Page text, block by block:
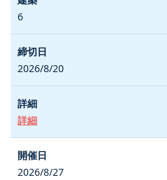
6
2026/8/20
詳細
2026/8/27